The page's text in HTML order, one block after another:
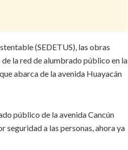
(SEDETUS), las obras
la red de alumbrado público en la
abarca de la avenida Huayacán
público de la avenida Cancún
seguridad a las personas, ahora ya